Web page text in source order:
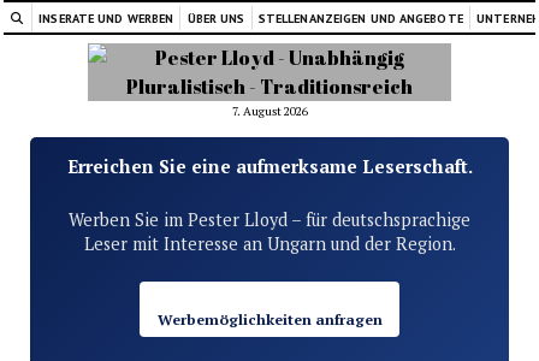
INSERATE UND WERBEN ÜBER UNS STELLENANZEIGEN UND ANGEBOTE
7. August 2026
Erreichen Sie eine aufmerksame Leserschaft.
Werben Sie im Pester Lloyd – für deutschsprachige
Leser mit Interesse an Ungarn und der Region.
Werbemöglichkeiten anfragen